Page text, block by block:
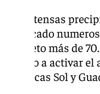
Las intensas
provocado
concreto más de
llegado a activar
comarcas Sol y